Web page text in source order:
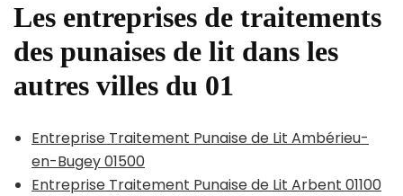
Les entreprises de traitements
des punaises de lit dans les
autres villes du 01
Entreprise Traitement Punaise de Lit Ambérieu-
en-Bugey 01500
Entreprise Traitement Punaise de Lit Arbent 01100